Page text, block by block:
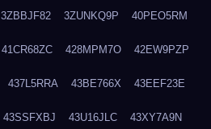
3ZBBJF82 3ZUNKQ9P 40PEO5RM
41CR68ZC 428MPM7O 42EW9PZP
437L5RRA 43BE766X 43EEF23E
43SSFXBJ 43U16JLC 43XY7A9N